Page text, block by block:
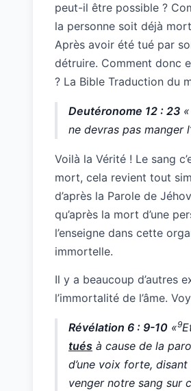
peut-il être possible ?
la personne soit déjà
Après avoir été tué par
détruire. Comment donc
? La Bible Traduction du
Deutéronome 12 : 23
ne devras pas manger
Voilà la Vérité ! Le sang
mort, cela revient tout
d’après la Parole de
qu’après la mort d’une
l’enseigne dans cette
immortelle.
Il y a beaucoup d’autres
l’immortalité de l’âme.
Révélation 6 : 9-10 «9
tués à cause de la
d’une voix forte,
venger notre sang sur